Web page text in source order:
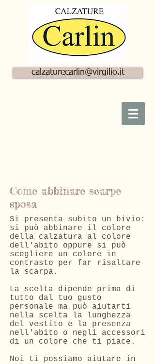
calzaturecarlin@virgilio.it
Come abbinare scarpe
sposa
Si presenta subito un bivio:
si può abbinare il colore
della calzatura al colore
dell'abito oppure si può
scegliere un colore in
contrasto per far risaltare
la scarpa.
La scelta dipende prima di
tutto dal tuo gusto
personale ma può aiutarti
nella scelta la lunghezza
del vestito e la presenza
nell'abito o negli accessori
di un colore che ti piace.
Noi ti possiamo aiutare in